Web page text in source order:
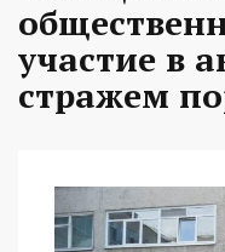
участие в
стражем